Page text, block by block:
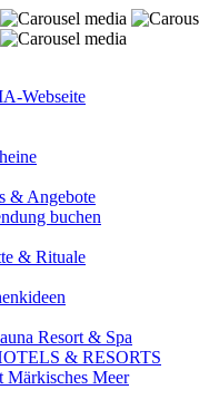
Webseite
& Angebote
buchen
& Rituale
Resort & Spa
& RESORTS
Märkisches Meer